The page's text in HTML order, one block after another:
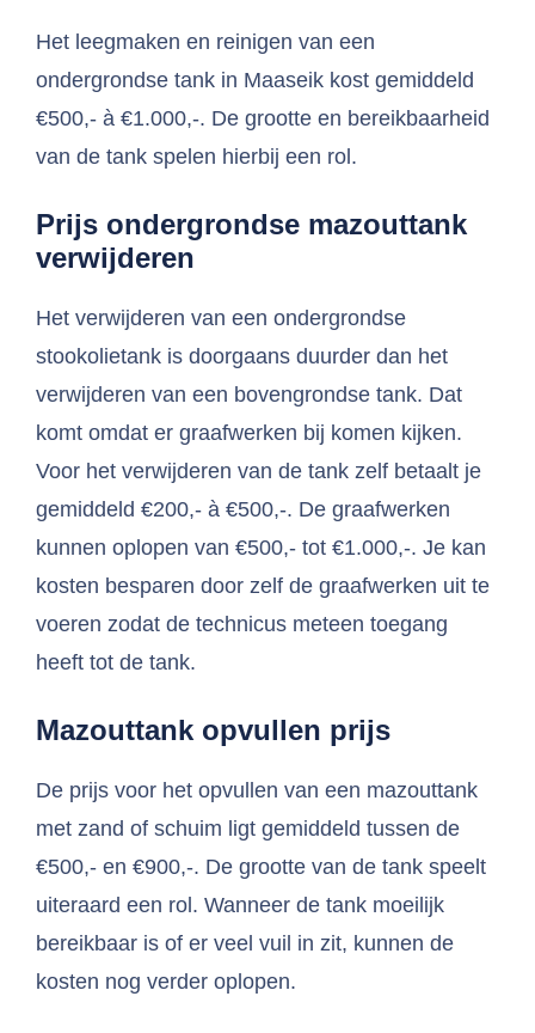
Het leegmaken en reinigen van een
ondergrondse tank in Maaseik kost gemiddeld
€500,- à €1.000,-. De grootte en bereikbaarheid
van de tank spelen hierbij een rol.
Prijs ondergrondse mazouttank
verwijderen
Het verwijderen van een ondergrondse
stookolietank is doorgaans duurder dan het
verwijderen van een bovengrondse tank. Dat
komt omdat er graafwerken bij komen kijken.
Voor het verwijderen van de tank zelf betaalt je
gemiddeld €200,- à €500,-. De graafwerken
kunnen oplopen van €500,- tot €1.000,-. Je kan
kosten besparen door zelf de graafwerken uit te
voeren zodat de technicus meteen toegang
heeft tot de tank.
Mazouttank opvullen prijs
De prijs voor het opvullen van een mazouttank
met zand of schuim ligt gemiddeld tussen de
€500,- en €900,-. De grootte van de tank speelt
uiteraard een rol. Wanneer de tank moeilijk
bereikbaar is of er veel vuil in zit, kunnen de
kosten nog verder oplopen.